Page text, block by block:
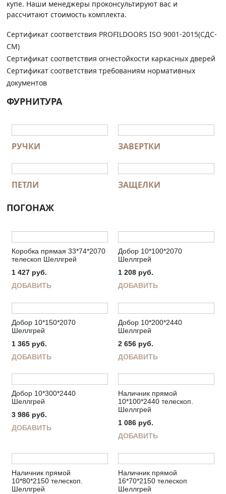
купе. Наши менеджеры проконсультируют вас и
рассчитают стоимость комплекта.
Сертификат соответствия PROFILDOORS ISO 9001-2015(СДС-
СМ)
Сертификат соответствия огнестойкости каркасных дверей
Сертификат соответствия требованиям нормативных
документов
ФУРНИТУРА
РУЧКИ ЗАВЕРТКИ
ПЕТЛИ ЗАЩЕЛКИ
ПОГОНАЖ
Коробка прямая 33*74*2070
телескоп Шеллгрей
1 427 руб.
ДОБАВИТЬ
Добор 10*100*2070
Шеллгрей
1 208 руб.
ДОБАВИТЬ
Добор 10*150*2070
Шеллгрей
1 365 руб.
ДОБАВИТЬ
Добор 10*200*2440
Шеллгрей
2 656 руб.
ДОБАВИТЬ
Добор 10*300*2440
Шеллгрей
3 986 руб.
ДОБАВИТЬ
Наличник прямой
10*100*2440 телескоп.
Шеллгрей
1 086 руб.
ДОБАВИТЬ
Наличник прямой
10*80*2150 телескоп.
Шеллгрей
Наличник прямой
16*70*2150 телескоп
Шеллгрей